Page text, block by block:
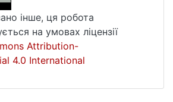
інше, ця робота
на умовах ліцензії
Attribution-
4.0 International